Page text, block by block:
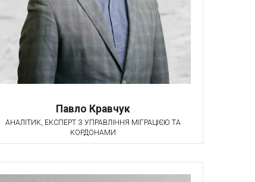
Павло Кравчук
АНАЛІТИК, ЕКСПЕРТ З УПРАВЛІННЯ МІГРАЦІЄЮ ТА
КОРДОНАМИ